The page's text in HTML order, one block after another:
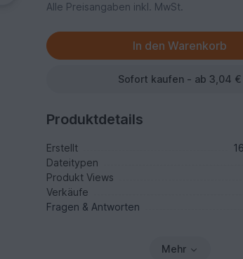
Alle Preisangaben inkl. MwSt.
Sofort kaufen - ab 3,04 €
Produktdetails
Erstellt
Dateitypen
Produkt Views
Verkäufe
Fragen & Antworten
Mehr